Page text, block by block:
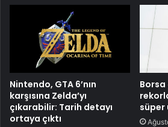
Nintendo, GTA 6’nın
karşısına Zelda’yı
çıkarabilir: Tarih detayı
ortaya çıktı
süper